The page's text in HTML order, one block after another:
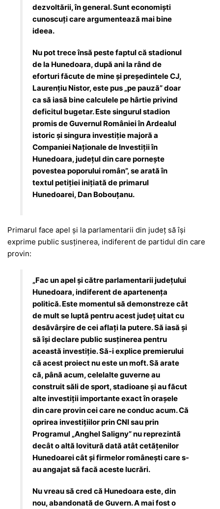
dezvoltării, în general. Sunt economişti
cunoscuţi care argumentează mai bine
ideea.
Nu pot trece însă peste faptul că stadionul
de la Hunedoara, după ani la rând de
eforturi făcute de mine şi preşedintele CJ,
Laurenţiu Nistor, este pus „pe pauză” doar
ca să iasă bine calculele pe hârtie privind
deficitul bugetar. Este singurul stadion
promis de Guvernul României în Ardealul
istoric şi singura investiţie majoră a
Companiei Naţionale de Investiţii în
Hunedoara, judeţul din care porneşte
povestea poporului român”, se arată în
textul petiției inițiată de primarul
Hunedoarei, Dan Bobouțanu.
Primarul face apel și la parlamentarii din județ să își
exprime public susținerea, indiferent de partidul din care
provin:
„Fac un apel şi către parlamentarii judeţului
Hunedoara, indiferent de apartenenţa
politică. Este momentul să demonstreze cât
de mult se luptă pentru acest judeţ uitat cu
desăvârşire de cei aflaţi la putere. Să iasă şi
să îşi declare public susţinerea pentru
această investiţie. Să-i explice premierului
că acest proiect nu este un moft. Să arate
că, până acum, celelalte guverne au
construit săli de sport, stadioane şi au făcut
alte investiţii importante exact în oraşele
din care provin cei care ne conduc acum. Că
oprirea investiţiilor prin CNI sau prin
Programul „Anghel Saligny” nu reprezintă
decât o altă lovitură dată atât cetăţenilor
Hunedoarei cât şi firmelor româneşti care s-
au angajat să facă aceste lucrări.
Nu vreau să cred că Hunedoara este, din
nou, abandonată de Guvern. A mai fost o